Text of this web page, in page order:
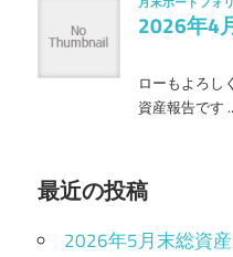
最近の投稿
2026年5月末総資産